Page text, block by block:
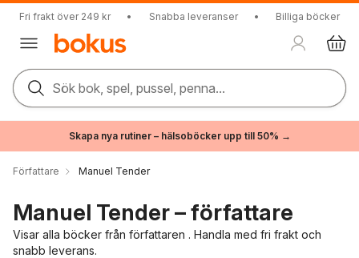
Fri frakt över 249 kr • Snabba leveranser • Billiga böcker
Sök bok, spel, pussel, penna...
Skapa nya rutiner – hälsoböcker upp till 50% →
Författare Manuel Tender
Manuel Tender – författare
Visar alla böcker från författaren . Handla med fri frakt och
snabb leverans.